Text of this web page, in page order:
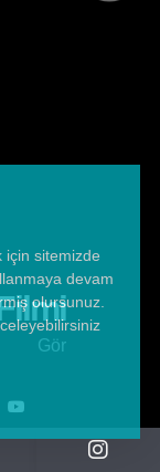
Gör
için sitemizde
devam
olursunuz.